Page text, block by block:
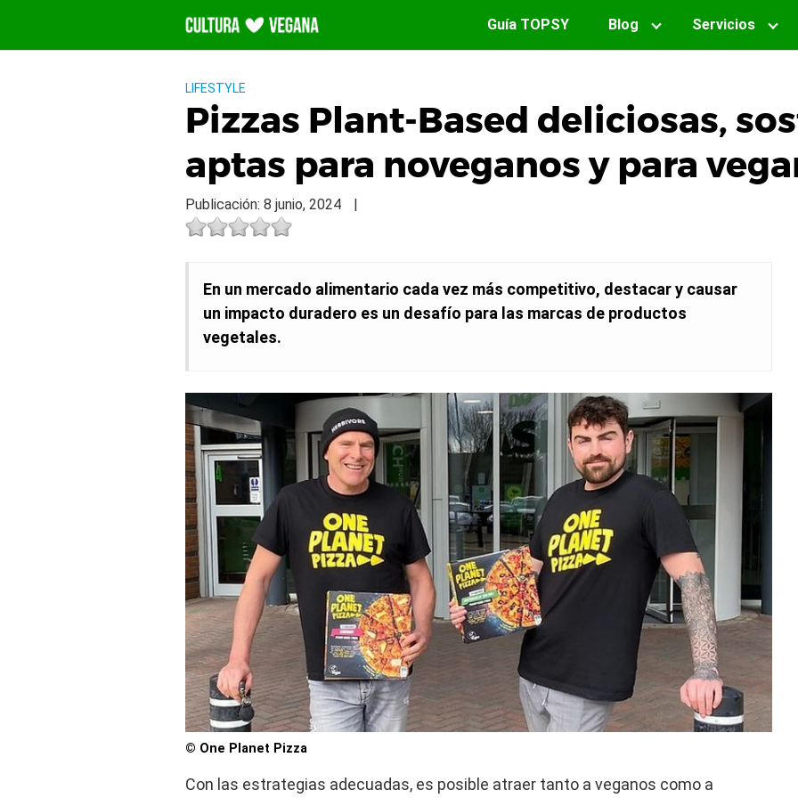
contenido
Guía TOPSY Blog Servicios
LIFESTYLE
Pizzas Plant-Based deliciosas,
aptas para noveganos y para
Publicación: 8 junio, 2024 |
En un mercado alimentario cada vez más competitivo, destacar y causar
un impacto duradero es un desafío para las marcas de productos
vegetales.
© One Planet Pizza
Con las estrategias adecuadas, es posible atraer tanto a veganos como a